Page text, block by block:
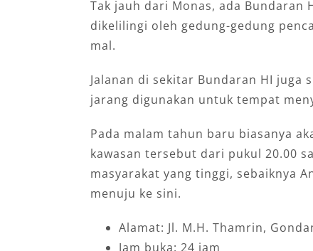
Tak jauh dari Monas, ada Bundaran
dikelilingi oleh gedung-gedung
mal.
Jalanan di sekitar Bundaran HI juga
jarang digunakan untuk tempat
Pada malam tahun baru biasanya
kawasan tersebut dari pukul 20.00
masyarakat yang tinggi, sebaiknya
menuju ke sini.
Alamat: Jl. M.H. Thamrin,
Jam buka: 24 jam